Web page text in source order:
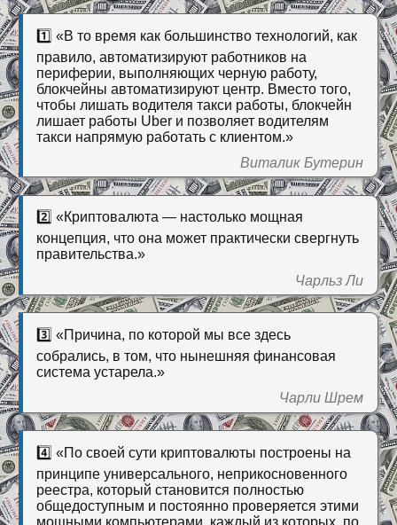
1️⃣ «В то время как большинство технологий, как
правило, автоматизируют работников на
периферии, выполняющих черную работу,
блокчейны автоматизируют центр. Вместо того,
чтобы лишать водителя такси работы, блокчейн
лишает работы Uber и позволяет водителям
такси напрямую работать с клиентом.»
Виталик Бутерин
2️⃣ «Криптовалюта — настолько мощная
концепция, что она может практически свергнуть
правительства.»
Чарльз Ли
3️⃣ «Причина, по которой мы все здесь
собрались, в том, что нынешняя финансовая
система устарела.»
Чарли Шрем
4️⃣ «По своей сути криптовалюты построены на
принципе универсального, неприкосновенного
реестра, который становится полностью
общедоступным и постоянно проверяется этими
мощными компьютерами, каждый из которых, по